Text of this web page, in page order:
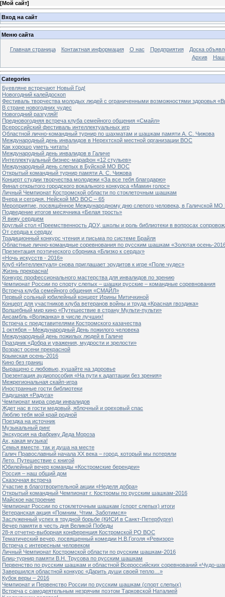
[Мой сайт]
Вход на сайт
Меню сайта
Главная страница Контактная информация О нас Предприятия
Доска
Архив
Categories
Буевляне встречают Новый Год!
Новогодний калейдоскоп
Фестиваль творчества молодых людей с ограниченными возможностями здоровья
В стране новогодних чудес
Новогодний разгуляй!
Предновогодняя встреча клуба семейного общения «Смайл»
Всероссийский фестиваль интеллектуальных игр
Областной лично-командный турнир по шахматам и шашкам памяти А. С. Чижова
Международный день инвалидов в Нерехтской местной организации ВОС
Как хорошо уметь читать!
Международный день инвалидов в Галиче
Интеллектуальный бизнес-марафон «12 стульев»
Международный день слепых в Буйской МО ВОС
Открытый командный турнир памяти А. С. Чижова
Концерт студии творчества молодежи «За все тебя благодарю»
Финал открытого городского вокального конкурса «Мамин голос»
Личный Чемпионат Костромской области по стоклеточным шашкам
Вчера и сегодня. Нейской МО ВОС – 65
Мероприятие, посвящённое Международному дню слепого человека, в Галичской
Подведение итогов месячника «Белая трость»
Я вижу сердцем
Круглый стол «Преемственность ДОУ, школы и роль библиотеки в вопросах
От сердца к сердцу
Традиционный конкурс чтения и письма по системе Брайля
Областные лично-командные соревнования по русским шашкам «Золотая осень-
Презентация поэтического сборника «Близко к сердцу»
«Ночь искусств - 2016»
Клуб «Интеллектуал» снова приглашает эрудитов к игре «Поле чудес»
Жизнь прекрасна!
Конкурс профессионального мастерства для инвалидов по зрению
Чемпионат России по спорту слепых – шашки русские – командные соревнования
Встреча клуба семейного общения «СМАЙЛ»
Первый сольный юбилейный концерт Ирины Митичкиной
Концерт для участников клуба ветеранов войны и труда «Красная гвоздика»
Волшебный мир кино «Путешествие в страну Мульти-пульти»
Ансамбль «Волжанка» в числе лучших!
Встреча с представителями Костромского казачества
1 октября – Международный День пожилого человека
Международный день пожилых людей в Галиче
Праздник «Добра и уважения, мудрости и зрелости»
Возраст осени прекрасной
Крымская осень-2016
Кино без границ
Выращено с любовью, кушайте на здоровье
Презентация аудиопособия «На пути к адаптации без зрения»
Межрегиональная скайп-игра
Иностранные гости библиотеки
Радушная «Радуга»
Чемпионат мира среди инвалидов
Ждет нас в гости медовый, яблочный и ореховый спас
Люблю тебя мой край родной
Поездка на источник
Музыкальный ринг
Экскурсия на фабрику Деда Мороза
Ах, какая музыка!
Семья вместе, так и душа на месте
Галич Православный начала ХХ века – город, который мы потеряли
Лето. Путешествие с книгой
Юбилейный вечер команды «Костромские берендеи»
Россия – наш общий дом
Сказочная встреча
Участие в благотворительной акции «Неделя добра»
Открытый командный Чемпионат г. Костромы по русским шашкам-2016
Майское настроение
Чемпионат России по стоклеточным шашкам (спорт слепых) итоги
Ветеранская акция «Помним. Чтим. Заботимся»
Заслуженный успех в трудной борьбе (КИСИ в Санкт-Петербурге)
Вечер памяти в честь дня Великой Победы
28-я отчетно-выборная конференция Костромской РО ВОС
Тематический вечер, посвященный комедии Н.В.Гоголя «Ревизор»
Встреча с интересным человеком
Личный Чемпионат Костромской области по русским шашкам-2016
Блиц-турнир памяти В.Н. Трусова по русским шашкам
Первенство по русским шашкам и областной Всероссийских соревнований «Чудо-
Завершился областной конкурс «Дарить души своей тепло…»
Кубок веры – 2016
Чемпионат и Первенство России по русским шашкам (спорт слепых)
Встреча с самодеятельным незрячим поэтом Тарковской Наталией